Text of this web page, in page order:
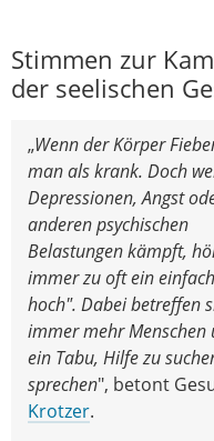
Stimmen zur
der seelischen
„Wenn der Körper
man als krank. Doch
Depressionen, Angst
anderen psychischen
Belastungen kämpft,
immer zu oft ein
hoch". Dabei betreffen
immer mehr
ein Tabu, Hilfe zu
sprechen", betont
Krotzer.